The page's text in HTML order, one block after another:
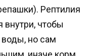
Рептилия
внутри, чтобы
воды, но сам